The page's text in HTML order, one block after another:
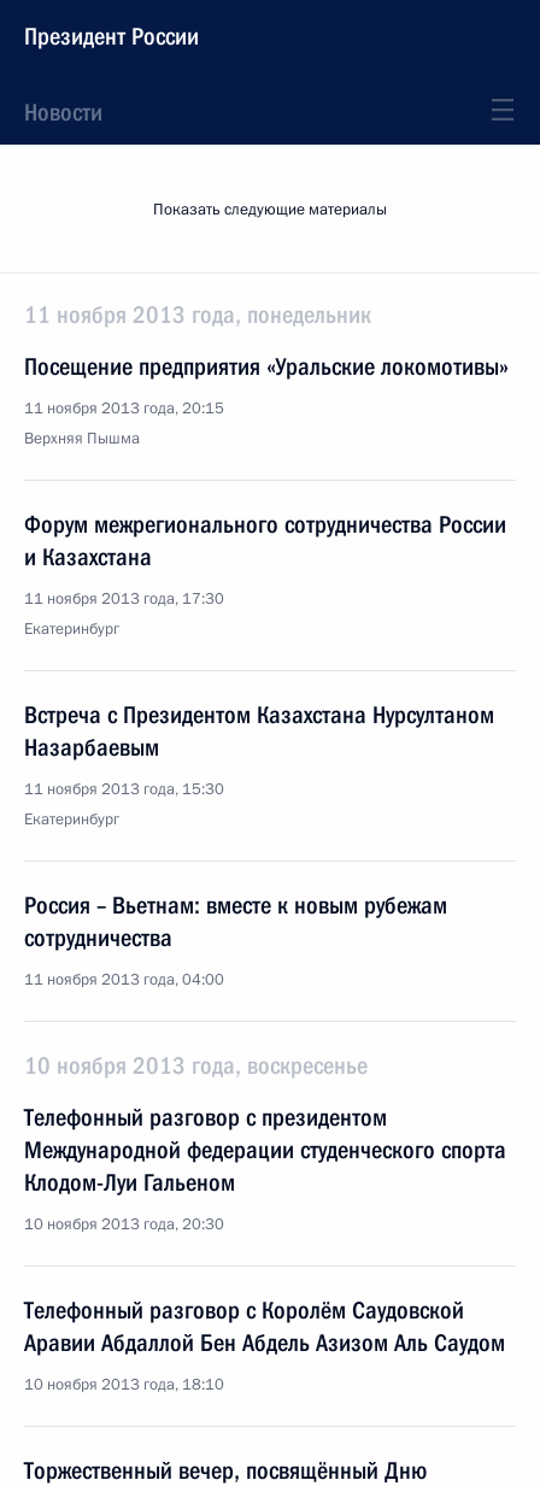
Президент России
Новости
Показать следующие материалы
11 ноября 2013 года, понедельник
Посещение предприятия «Уральские локомотивы»
11 ноября 2013 года, 20:15
Верхняя Пышма
Форум межрегионального сотрудничества России
и Казахстана
11 ноября 2013 года, 17:30
Екатеринбург
Встреча с Президентом Казахстана Нурсултаном
Назарбаевым
11 ноября 2013 года, 15:30
Екатеринбург
Россия – Вьетнам: вместе к новым рубежам
сотрудничества
11 ноября 2013 года, 04:00
10 ноября 2013 года, воскресенье
Телефонный разговор с президентом
Международной федерации студенческого спорта
Клодом-Луи Гальеном
10 ноября 2013 года, 20:30
Телефонный разговор с Королём Саудовской
Аравии Абдаллой Бен Абдель Азизом Аль Саудом
10 ноября 2013 года, 18:10
Торжественный вечер, посвящённый Дню